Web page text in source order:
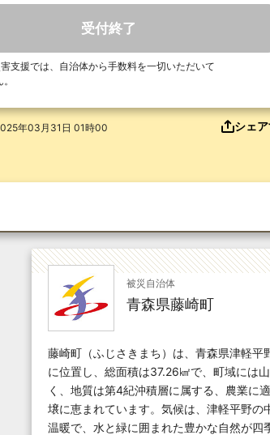
受付終了
支援では、自治体から手数料を一切いただいて
年03月31日 01時00
シェ
被災自治体
青森県藤崎町
藤崎町（ふじさきまち）は、青森県津軽平
に位置し、総面積は37.26㎢で、町域には
く、地質は第4紀沖積層に属する、農業に
壌に恵まれています。気候は、津軽平野の
温暖で、水と緑に囲まれた豊かな自然が四